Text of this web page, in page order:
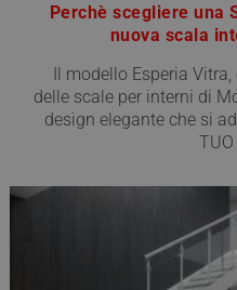
Perchè scegliere una
nuova scala
Il modello Esperia
delle scale per interni di
design elegante che si
TUO